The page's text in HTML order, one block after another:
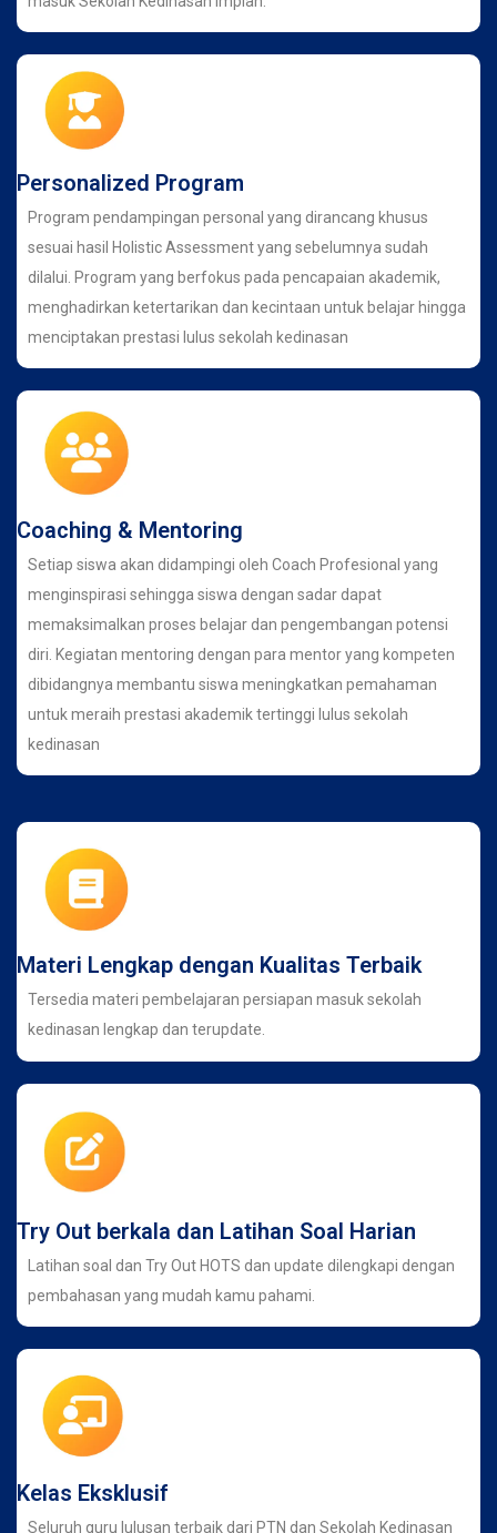
Personalized Program
Program pendampingan personal yang dirancang khusus
sesuai hasil Holistic Assessment yang sebelumnya sudah
dilalui. Program yang berfokus pada pencapaian akademik,
menghadirkan ketertarikan dan kecintaan untuk belajar hingga
menciptakan prestasi lulus sekolah kedinasan
Coaching & Mentoring
Setiap siswa akan didampingi oleh Coach Profesional yang
menginspirasi sehingga siswa dengan sadar dapat
memaksimalkan proses belajar dan pengembangan potensi
diri. Kegiatan mentoring dengan para mentor yang kompeten
dibidangnya membantu siswa meningkatkan pemahaman
untuk meraih prestasi akademik tertinggi lulus sekolah
kedinasan
Materi Lengkap dengan Kualitas Terbaik
Tersedia materi pembelajaran persiapan masuk sekolah
kedinasan lengkap dan terupdate.
Try Out berkala dan Latihan Soal Harian
Latihan soal dan Try Out HOTS dan update dilengkapi dengan
pembahasan yang mudah kamu pahami.
Kelas Eksklusif
Seluruh guru lulusan terbaik dari PTN dan Sekolah Kedinasan